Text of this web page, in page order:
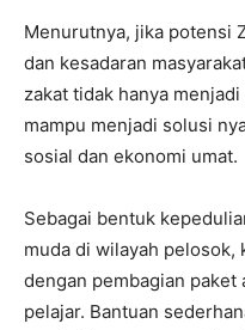
Menurutnya, jika potensi
dan kesadaran
zakat tidak hanya
mampu menjadi solusi
sosial dan ekonomi umat.
Sebagai bentuk
muda di wilayah
dengan pembagian
pelajar. Bantuan